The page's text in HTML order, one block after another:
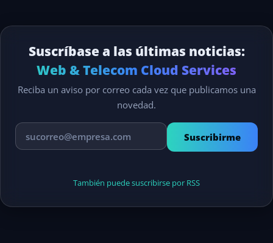
Suscríbase a las últimas noticias:
Web & Telecom Cloud Services
Reciba un aviso por correo cada vez que publicamos una
novedad.
Suscribirme
También puede suscribirse por RSS